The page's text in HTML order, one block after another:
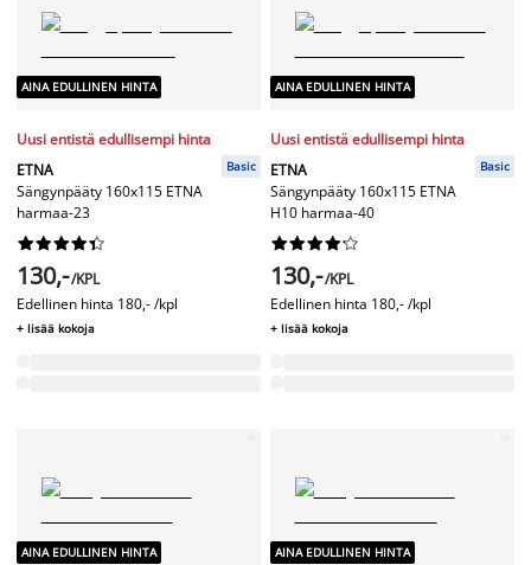
AINA EDULLINEN HINTA
Uusi entistä edullisempi hinta
ETNA
Sängynpääty 160x115 ETNA
harmaa-23
Basic






130,-/KPL
Edellinen hinta 180,- /kpl
+ lisää kokoja
AINA EDULLINEN HINTA
Uusi entistä edullisempi hinta
ETNA
Sängynpääty 160x115 ETNA
H10 harmaa-40
Basic






130,-/KPL
Edellinen hinta 180,- /kpl
+ lisää kokoja
AINA EDULLINEN HINTA AINA EDULLINEN HINTA